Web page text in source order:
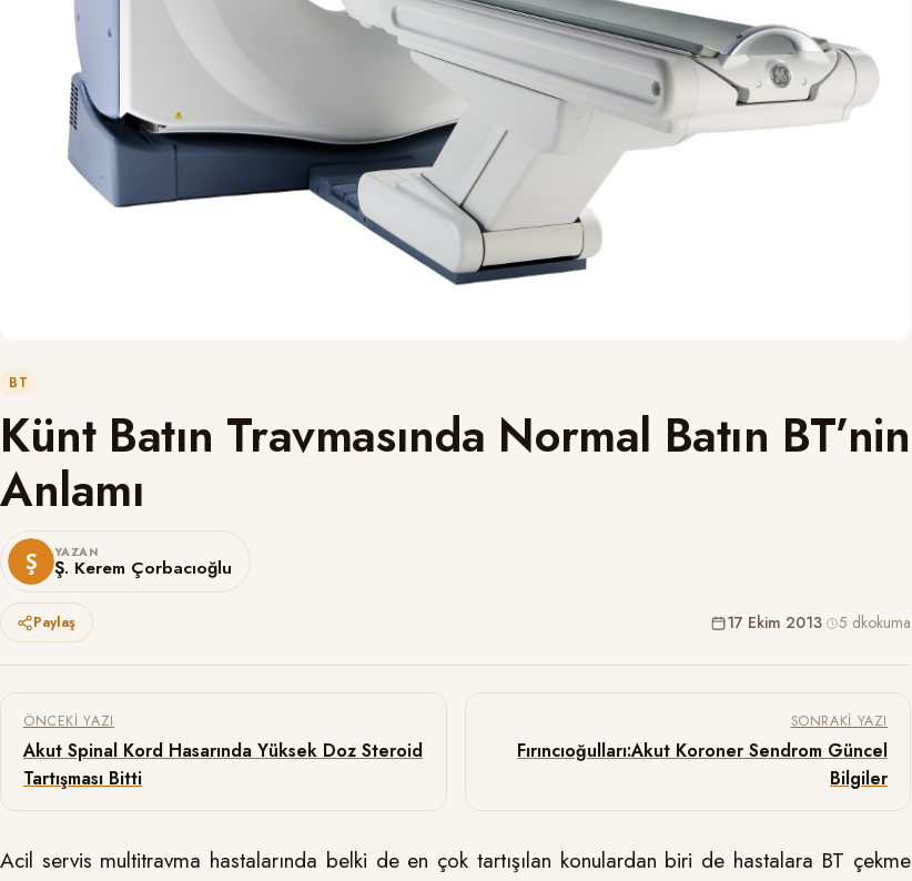
BT
Künt Batın Travmasında Normal Batın BT’nin
Anlamı
YAZAN
Ş. Kerem Çorbacıoğlu
17 Ekim 2013· 5 dkokuma
Paylaş
Yazı gezinmesi
ÖNCEKI YAZI
Akut Spinal Kord Hasarında Yüksek Doz Steroid
Tartışması Bitti
SONRAKI YAZI
Fırıncıoğulları:Akut Koroner Sendrom Güncel
Bilgiler
Acil servis multitravma hastalarında belki de en çok tartışılan konulardan biri de hastalara BT çekme